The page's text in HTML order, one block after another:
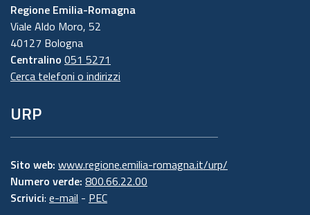
Regione Emilia-Romagna
Viale Aldo Moro, 52
40127 Bologna
Centralino 051 5271
Cerca telefoni o indirizzi
URP
Sito web: www.regione.emilia-romagna.it/urp/
Numero verde: 800.66.22.00
Scrivici: e-mail - PEC